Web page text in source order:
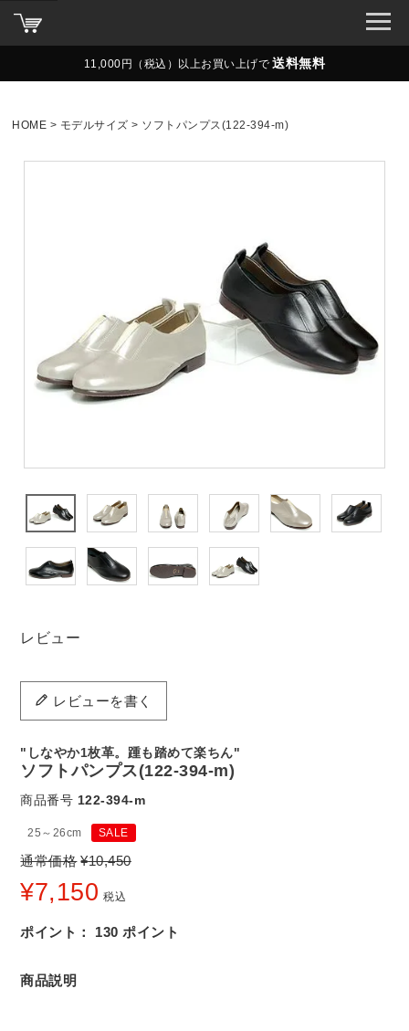
11,000円（税込）以上お買い上げで 送料無料
HOME モデルサイズ ソフトパンプス(122-394-m)
レビュー
レビューを書く
"しなやか1枚革。踵も踏めて楽ちん"
ソフトパンプス(122-394-m)
商品番号 122-394-m
25～26cm SALE
通常価格 ¥10,450
¥7,150 税込
ポイント： 130 ポイント
商品説明